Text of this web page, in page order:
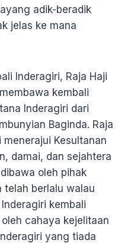
adik-beradik
jelas ke mana
Inderagiri, Raja Haji
kembali
Inderagiri dari
Baginda. Raja
Kesultanan
damai, dan sejahtera
oleh pihak
berlalu walau
kembali
cahaya kejelitaan
yang tiada